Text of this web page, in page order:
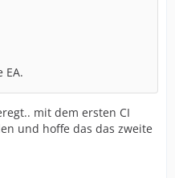
EA.
mit dem ersten CI
und hoffe das das zweite